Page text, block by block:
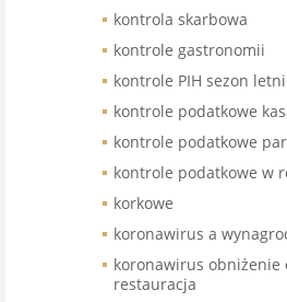
kontrola skarbowa
kontrole gastronomii
kontrole PIH sezon
kontrole podatkowe
kontrole podatkowe
kontrole podatkowe w
korkowe
koronawirus a
koronawirus obniżenie
restauracja